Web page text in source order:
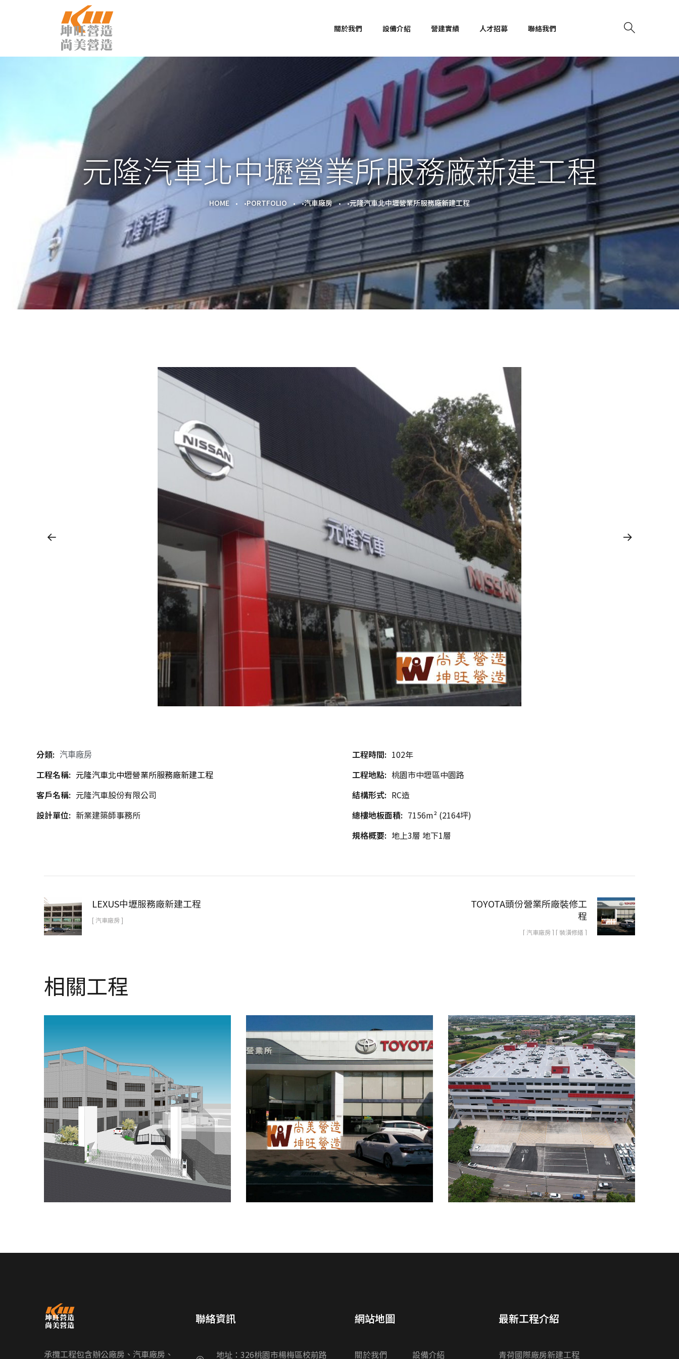
關於我們 設備介紹 營建實績 人才招募 聯絡我們
元隆汽車北中壢營業所服務廠新建工程
HOME PORTFOLIO 汽車廠房 元隆汽車北中壢營業所服務廠新建工程
分類: 汽車廠房
工程名稱: 元隆汽車北中壢營業所服務廠新建工程
客戶名稱: 元隆汽車股份有限公司
設計單位: 新業建築師事務所
工程時間: 102年
工程地點: 桃園市中壢區中園路
結構形式: RC造
總樓地板面積: 7156m² (2164坪)
規格概要: 地上3層 地下1層
LEXUS中壢服務廠新建工程
[ 汽車廠房 ]
TOYOTA頭份營業所廠裝修工
程
[ 汽車廠房 ] [ 裝潢修繕 ]
相關工程
慶達汽車合慶廠房新建工程
在建工程 汽車廠房
TOYOTA頭份營業所廠裝修工
程
汽車廠房 裝潢修繕
桃苗汽車新屋交車中心新建工
程
汽車廠房
承攬工程包含辦公廠房、汽車廠房、
聯絡資訊
地址：326桃園市楊梅區校前路
網站地圖
關於我們 設備介紹
最新工程介紹
青荷國際廠房新建工程